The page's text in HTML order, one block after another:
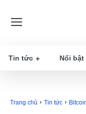
Tin tức Nổi bật
Trang chủ Tin tức